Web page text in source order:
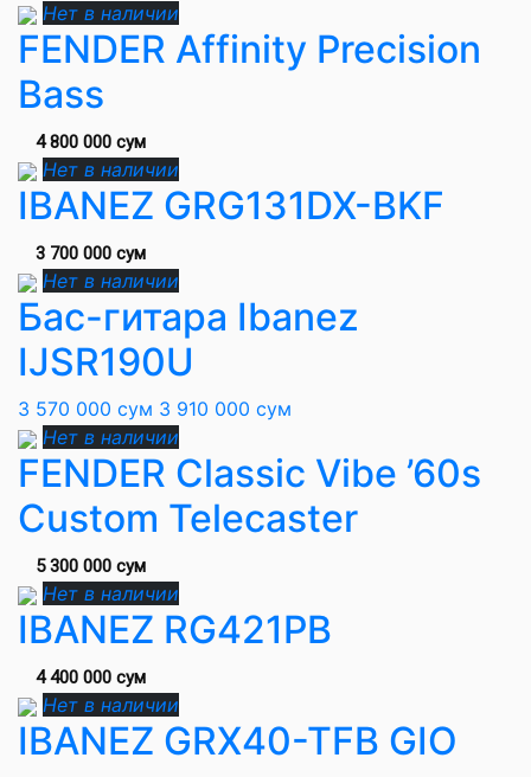
Нет в наличии
FENDER Affinity Precision
Bass
4 800 000 сум
Нет в наличии
IBANEZ GRG131DX-BKF
3 700 000 сум
Нет в наличии
Бас-гитара Ibanez
IJSR190U
3 570 000 сум 3 910 000 сум
Нет в наличии
FENDER Classic Vibe ’60s
Custom Telecaster
5 300 000 сум
Нет в наличии
IBANEZ RG421PB
4 400 000 сум
Нет в наличии
IBANEZ GRX40-TFB GIO